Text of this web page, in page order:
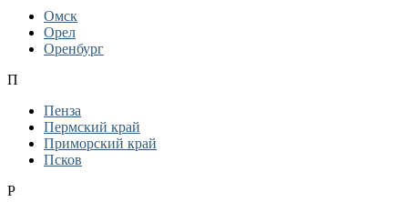
Омск
Орел
Оренбург
П
Пенза
Пермский край
Приморский край
Псков
Р